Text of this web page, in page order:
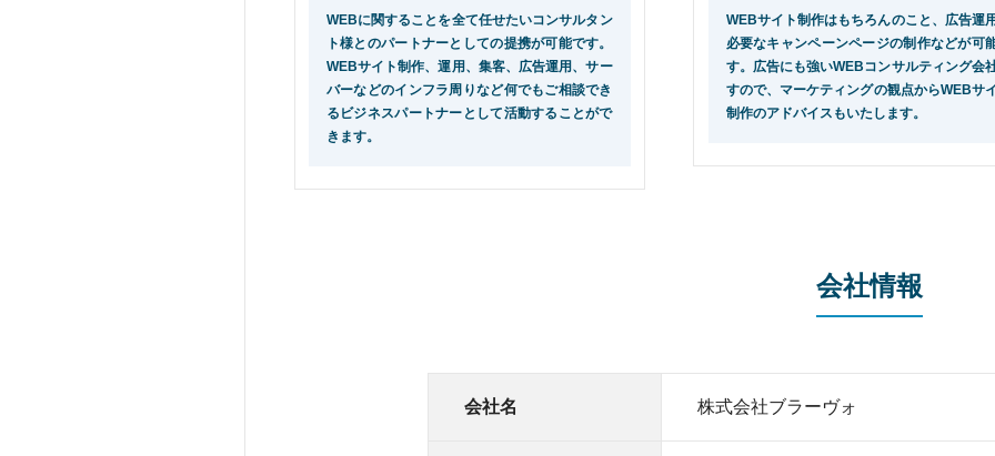
WEBに関することを全て任せたいコンサルタン
ト様とのパートナーとしての提携が可能です。
WEBサイト制作、運用、集客、広告運用、サー
バーなどのインフラ周りなど何でもご相談でき
るビジネスパートナーとして活動することがで
きます。
WEBサイト制作はもちろんのこと、広告運
必要なキャンペーンページの制作などが可
す。広告にも強いWEBコンサルティング会
すので、マーケティングの観点からWEBサ
制作のアドバイスもいたします。
会社情報
会社名 株式会社ブラーヴォ